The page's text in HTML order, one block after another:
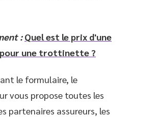
: Quel est le prix d'une
pour une trottinette ?
le formulaire, le
vous propose toutes les
partenaires assureurs, les